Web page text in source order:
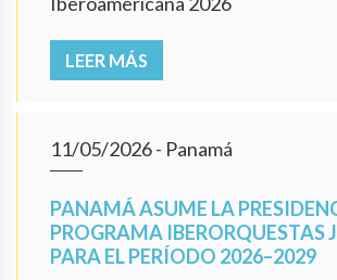
LEER MÁS
11/05/2026- Panamá
PANAMÁ ASUME LA
PROGRAMA IBERORQUESTAS
PARA EL PERÍODO 2026–2029